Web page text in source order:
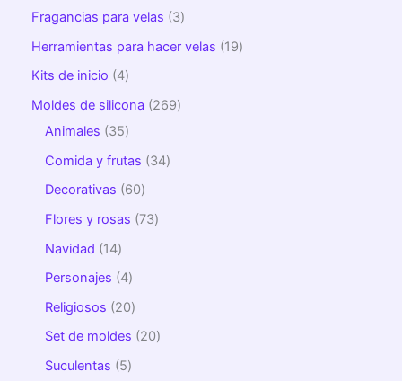
Fragancias para velas
3
Herramientas para hacer velas
19
Kits de inicio
4
Moldes de silicona
269
Animales
35
Comida y frutas
34
Decorativas
60
Flores y rosas
73
Navidad
14
Personajes
4
Religiosos
20
Set de moldes
20
Suculentas
5